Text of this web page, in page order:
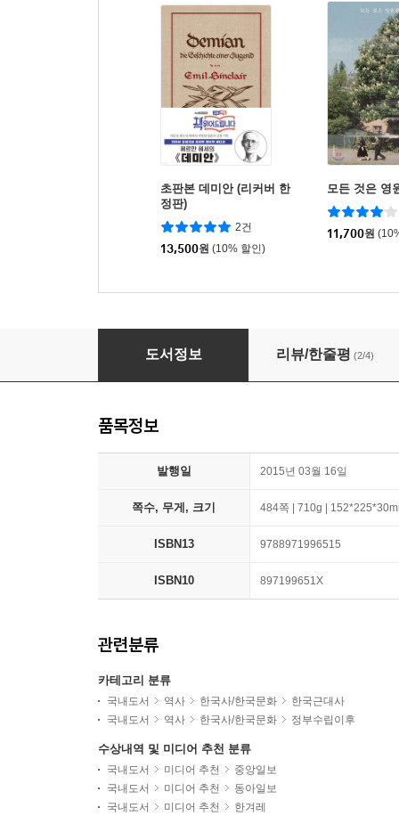
초판본 데미안 (리커버 한
정판)
2건
13,500원 (10% 할인)
모든 것은 영
11,700원
현앨리스와 그의 시대
도서정보 리뷰/한줄평 (2/4)
품목정보
발행일 2015년 03월 16일
쪽수, 무게, 크기 484쪽 | 710g |
ISBN13 9788971996515
ISBN10 897199651X
관련분류
카테고리 분류
국내도서 역사 한국사/한국문화
한국근대사
국내도서
역사 한국사/한국문화 정부수립이후
수상내역 및 미디어 추천 분류
국내도서 미디어 추천
중앙일보
국내도서
미디어 추천
동아일보
국내도서
미디어 추천
한겨레